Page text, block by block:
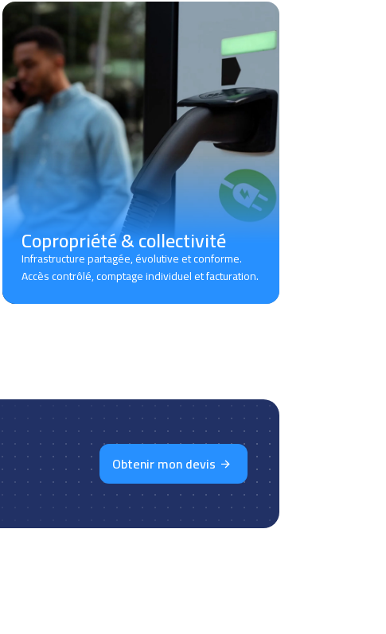
Copropriété & collectivité
Infrastructure partagée, évolutive et conforme.
Accès contrôlé, comptage individuel et facturation.
Obtenir mon devis